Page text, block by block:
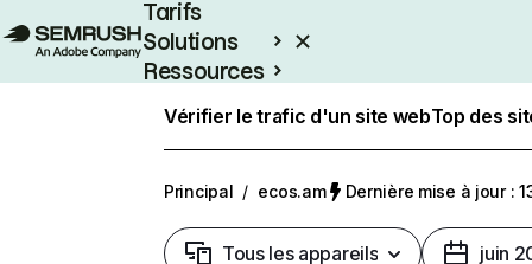
Tarifs
Solutions
Ressources
Vérifier le trafic d'un site webTop des
Principal / ecos.am Dernière mise à jour :
Tous les appareils juin